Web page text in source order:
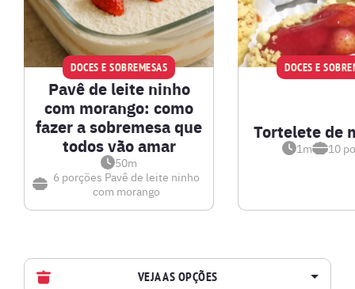
DOCES E SOBREMESAS
Pavê de leite ninho
com morango: como
fazer a sobremesa que
todos vão amar
50m
6 porções Pavê de leite ninho
com morango
DOCES E
Tortelete de
1m 10
VEJA AS OPÇÕES